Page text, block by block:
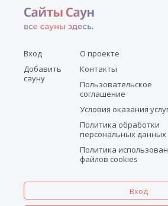
Вход
Добавить
сауну
О проекте
Контакты
Пользовательское
соглашение
Условия оказания
Политика обработки
персональных данных
Политика
файлов cookies
Вход